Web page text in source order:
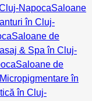
NapocaSaloane
în Cluj-
Saloane de
& Spa în Cluj-
Saloane de
în
în Cluj-